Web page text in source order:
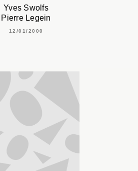
Yves Swolfs
Pierre Legein
12/01/2000